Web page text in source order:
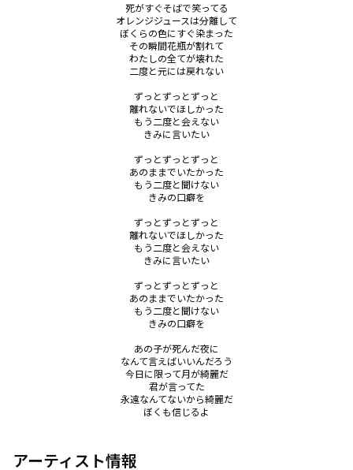
死がすぐそばで笑ってる
オレンジジュースは分離して
ぼくらの色にすぐ染まった
その瞬間花瓶が割れて
わたしの全てが壊れた
二度と元には戻れない
ずっとずっとずっと
離れないでほしかった
もう二度と会えない
きみに言いたい
ずっとずっとずっと
あのままでいたかった
もう二度と聞けない
きみの口癖を
ずっとずっとずっと
離れないでほしかった
もう二度と会えない
きみに言いたい
ずっとずっとずっと
あのままでいたかった
もう二度と聞けない
きみの口癖を
あの子が死んだ夜に
なんて言えばいいんだろう
今日に限って月が綺麗だ
君が言ってた
永遠なんてないから綺麗だ
ぼくも信じるよ
アーティスト情報